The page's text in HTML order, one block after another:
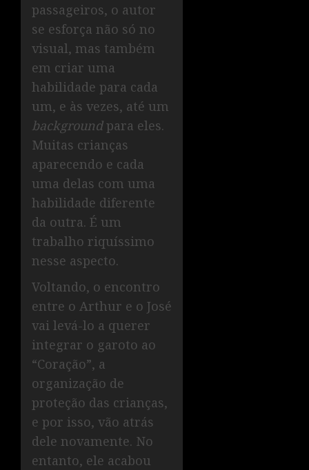
passageiros, o autor
se esforça não só no
visual, mas também
em criar uma
habilidade para cada
um, e às vezes, até um
backgroundpara eles.
Muitas crianças
aparecendo e cada
uma delas com uma
habilidade diferente
da outra. É um
trabalho riquíssimo
nesse aspecto.
Voltando, o encontro
entre o Arthur e o José
vai levá-lo a querer
integrar o garoto ao
“Coração”, a
organização de
proteção das crianças,
e por isso, vão atrás
dele novamente. No
entanto, ele acabou